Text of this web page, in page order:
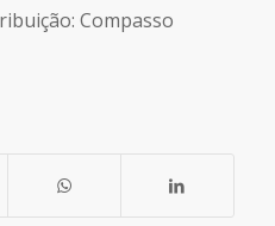
Compasso